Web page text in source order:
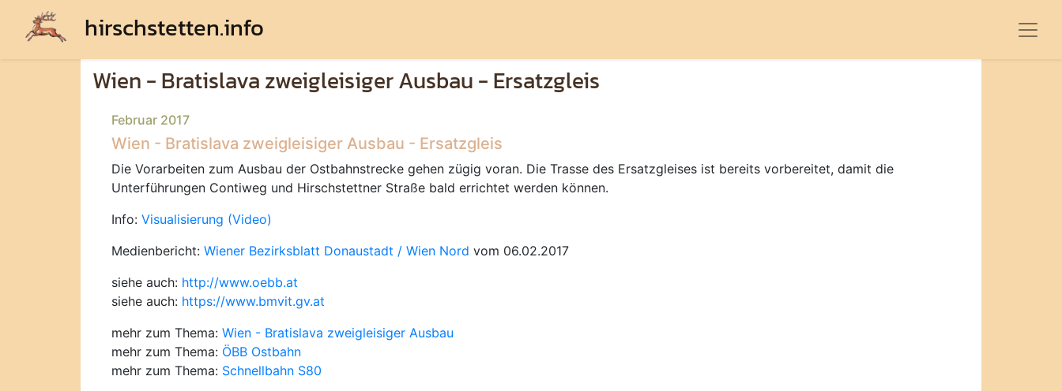
hirschstetten.info
Wien - Bratislava zweigleisiger Ausbau - Ersatzgleis
Februar 2017
Wien - Bratislava zweigleisiger Ausbau - Ersatzgleis
Die Vorarbeiten zum Ausbau der Ostbahnstrecke gehen zügig voran. Die Trasse des Ersatzgleises ist bereits vorbereitet, damit die
Unterführungen Contiweg und Hirschstettner Straße bald errichtet werden können.
Info: Visualisierung (Video)
Medienbericht: Wiener Bezirksblatt Donaustadt / Wien Nord vom 06.02.2017
siehe auch: http://www.oebb.at
siehe auch: https://www.bmvit.gv.at
mehr zum Thema: Wien - Bratislava zweigleisiger Ausbau
mehr zum Thema: ÖBB Ostbahn
mehr zum Thema: Schnellbahn S80